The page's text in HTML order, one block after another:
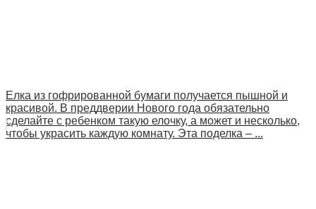
Елка из гофрированной бумаги получается пышной и
красивой. В преддверии Нового года обязательно
сделайте с ребенком такую елочку, а может и несколько,
чтобы украсить каждую комнату. Эта поделка – ...